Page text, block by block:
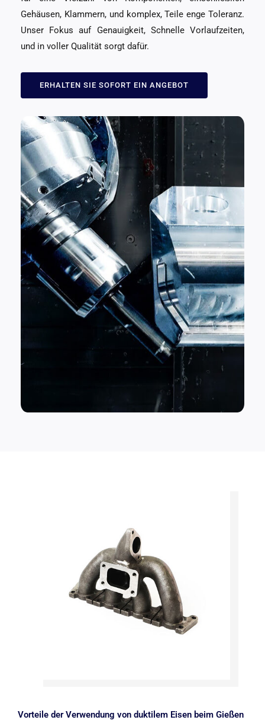
Gehäusen, Klammern, und komplex, Teile enge Toleranz.
Unser Fokus auf Genauigkeit, Schnelle Vorlaufzeiten,
und in voller Qualität sorgt dafür.
ERHALTEN SIE SOFORT EIN ANGEBOT
Vorteile der Verwendung von duktilem Eisen beim Gießen